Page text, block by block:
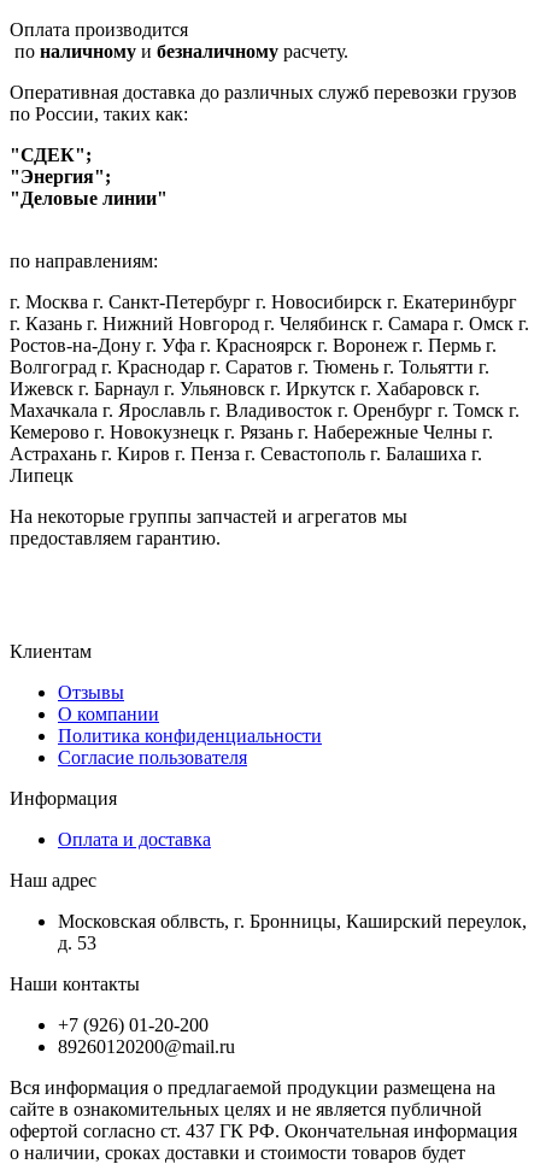
Оплата производится
по наличному и безналичному расчету.
Оперативная доставка до различных служб перевозки грузов
по России, таких как:
"СДЕК";
"Энергия";
"Деловые линии"
по направлениям:
г. Москва г. Санкт-Петербург г. Новосибирск г. Екатеринбург
г. Казань г. Нижний Новгород г. Челябинск г. Самара г. Омск г.
Ростов-на-Дону г. Уфа г. Красноярск г. Воронеж г. Пермь г.
Волгоград г. Краснодар г. Саратов г. Тюмень г. Тольятти г.
Ижевск г. Барнаул г. Ульяновск г. Иркутск г. Хабаровск г.
Махачкала г. Ярославль г. Владивосток г. Оренбург г. Томск г.
Кемерово г. Новокузнецк г. Рязань г. Набережные Челны г.
Астрахань г. Киров г. Пенза г. Севастополь г. Балашиха г.
Липецк
На некоторые группы запчастей и агрегатов мы
предоставляем гарантию.
Клиентам
Отзывы
О компании
Политика конфиденциальности
Согласие пользователя
Информация
Оплата и доставка
Наш адрес
Московская облвсть, г. Бронницы, Каширский переулок,
д. 53
Наши контакты
+7 (926) 01-20-200
89260120200@mail.ru
Вся информация о предлагаемой продукции размещена на
сайте в ознакомительных целях и не является публичной
офертой согласно ст. 437 ГК РФ. Окончательная информация
о наличии, сроках доставки и стоимости товаров будет